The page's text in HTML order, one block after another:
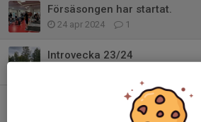
Försäsongen har startat.
24 apr 2024 1
Introvecka 23/24
Andreas fortsätter som